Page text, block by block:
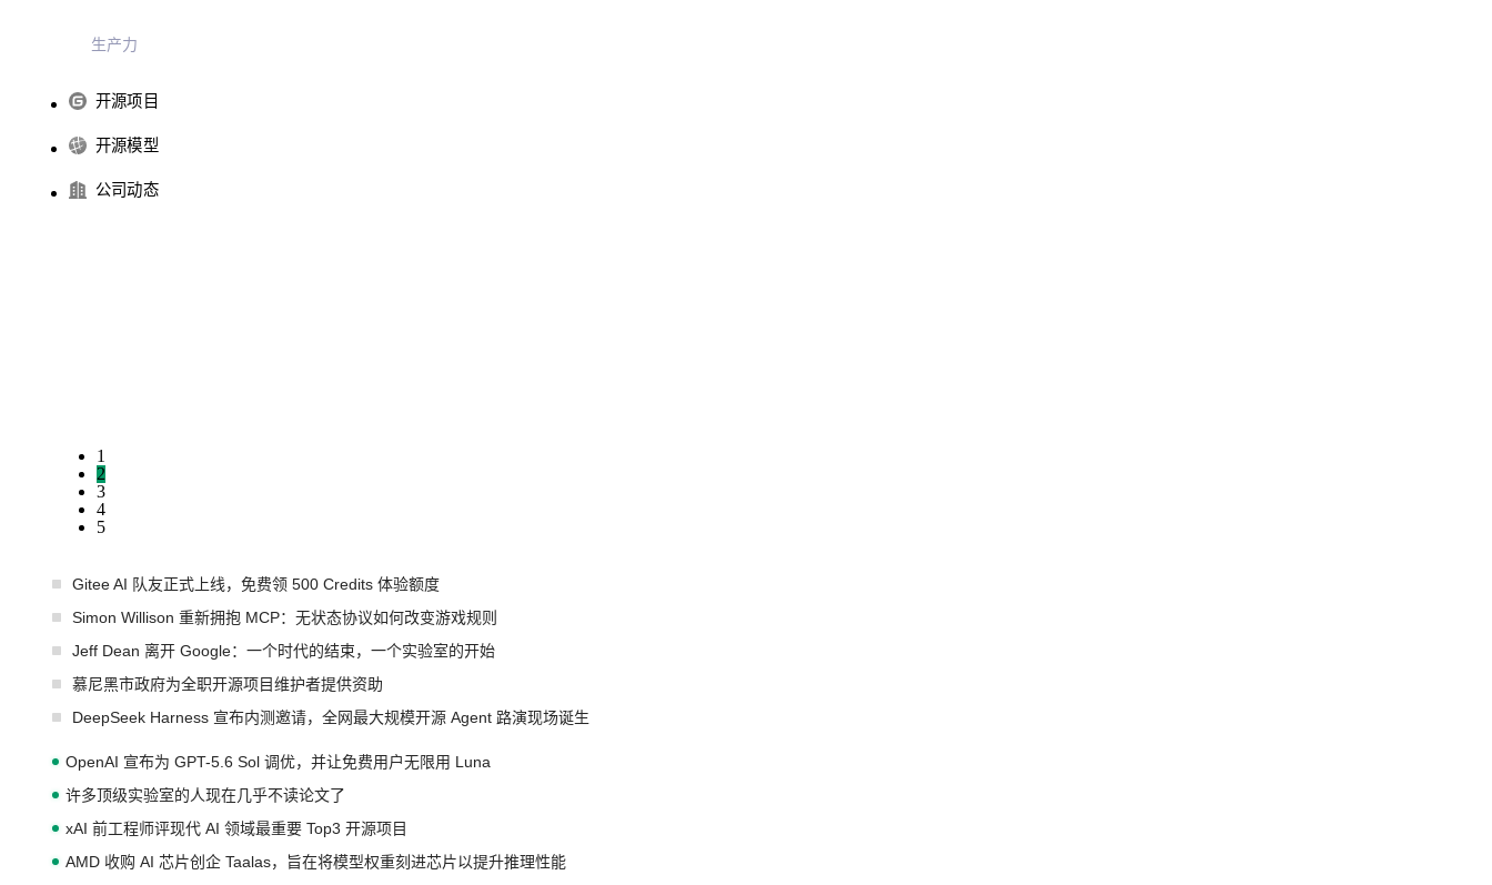
生产力
开源项目
开源模型
公司动态
1
2
3
4
5
Gitee AI 队友正式上线，免费领 500 Credits 体验额度
Simon Willison 重新拥抱 MCP：无状态协议如何改变游戏规则
Jeff Dean 离开 Google：一个时代的结束，一个实验室的开始
慕尼黑市政府为全职开源项目维护者提供资助
DeepSeek Harness 宣布内测邀请，全网最大规模开源 Agent 路演现场诞生
OpenAI 宣布为 GPT-5.6 Sol 调优，并让免费用户无限用 Luna
许多顶级实验室的人现在几乎不读论文了
xAI 前工程师评现代 AI 领域最重要 Top3 开源项目
AMD 收购 AI 芯片创企 Taalas，旨在将模型权重刻进芯片以提升推理性能